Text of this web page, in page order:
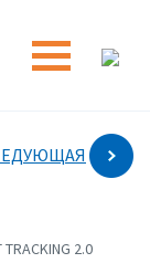
2.0